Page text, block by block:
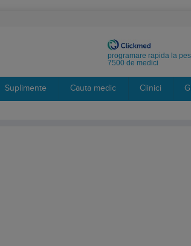
programare rapida la
7500 de medici
Suplimente Cauta medic Clinici